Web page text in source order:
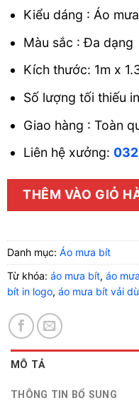
Kiểu dáng : Áo
Màu sắc : Đa dạng
Kích thước: 1m x
Số lượng tối thiếu
Giao hàng : Toàn
Liên hệ xưởng:
THÊM VÀO GIỎ
Danh mục: Áo mưa bít
Từ khóa: áo mưa bít, áo
bít in logo, áo mưa bít vải dù
MÔ TẢ
THÔNG TIN BỔ SUNG